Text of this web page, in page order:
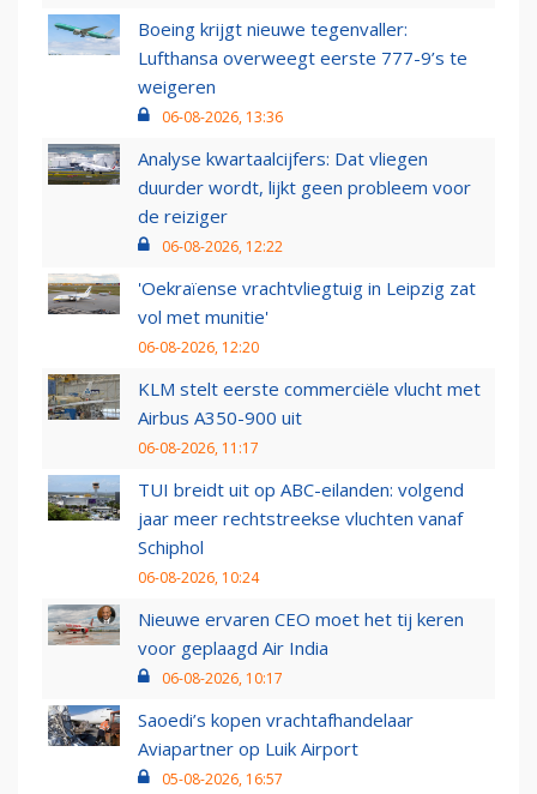
Boeing krijgt nieuwe tegenvaller:
Lufthansa overweegt eerste 777-9’s te
weigeren
06-08-2026, 13:36
Analyse kwartaalcijfers: Dat vliegen
duurder wordt, lijkt geen probleem voor
de reiziger
06-08-2026, 12:22
'Oekraïense vrachtvliegtuig in Leipzig zat
vol met munitie'
06-08-2026, 12:20
KLM stelt eerste commerciële vlucht met
Airbus A350-900 uit
06-08-2026, 11:17
TUI breidt uit op ABC-eilanden: volgend
jaar meer rechtstreekse vluchten vanaf
Schiphol
06-08-2026, 10:24
Nieuwe ervaren CEO moet het tij keren
voor geplaagd Air India
06-08-2026, 10:17
Saoedi’s kopen vrachtafhandelaar
Aviapartner op Luik Airport
05-08-2026, 16:57